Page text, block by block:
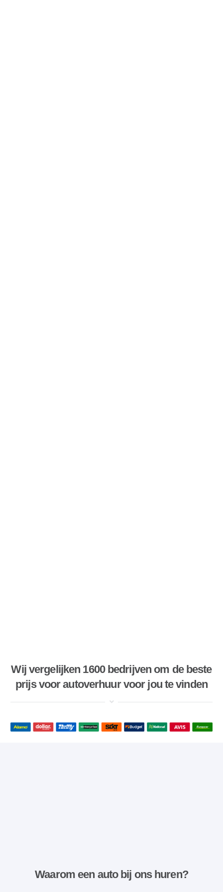
Wij vergelijken 1600 bedrijven om de beste
prijs voor autoverhuur voor jou te vinden
Waarom een ​​auto bij ons huren?